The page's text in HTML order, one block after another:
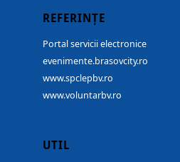
REFERINȚE
Portal servicii electronice
evenimente.brasovcity.ro
www.spclepbv.ro
www.voluntarbv.ro
UTIL